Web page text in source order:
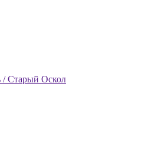
/ Старый Оскол